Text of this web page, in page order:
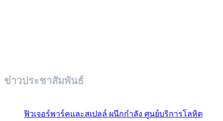
ข่าวประชาสัมพันธ์
ฟิวเจอร์พาร์คและสเปลล์ ผนึกกำลัง ศูนย์บริการโลหิต